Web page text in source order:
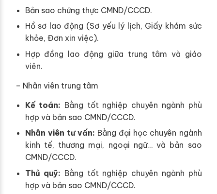
Bản sao chứng thực CMND/CCCD.
Hồ sơ lao động (Sơ yếu lý lịch, Giấy khám sức
khỏe, Đơn xin việc).
Hợp đồng lao động giữa trung tâm và giáo
viên.
– Nhân viên trung tâm
Kế toán: Bằng tốt nghiệp chuyên ngành phù
hợp và bản sao CMND/CCCD.
Nhân viên tư vấn: Bằng đại học chuyên ngành
kinh tế, thương mại, ngoại ngữ… và bản sao
CMND/CCCD.
Thủ quỹ: Bằng tốt nghiệp chuyên ngành phù
hợp và bản sao CMND/CCCD.